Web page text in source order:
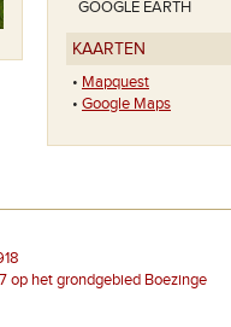
GOOGLE EARTH
KAARTEN
• Mapquest
• Google Maps
op het grondgebied Boezinge